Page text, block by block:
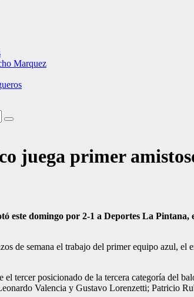
Marquez
juega primer
este domingo por 2-1 a Deportes La
de semana el trabajo del primer equipo azul,
el tercer posicionado de la tercera categoría del
Valencia y Gustavo Lorenzetti; Patricio